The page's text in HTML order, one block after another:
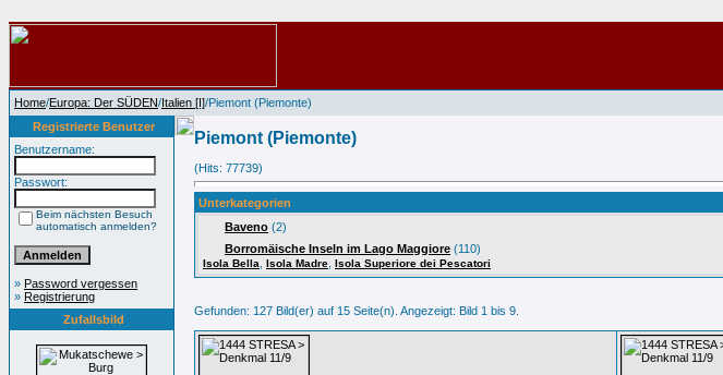
Home/Europa: Der SÜDEN/Italien [I]/Piemont (Piemonte)
Registrierte Benutzer
Benutzername:
Passwort:
Beim nächsten Besuch
automatisch anmelden?
» Password vergessen
» Registrierung
Zufallsbild
Piemont (Piemonte)
(Hits: 77739)
Unterkategorien
Baveno (2)
Borromäische Inseln im Lago Maggiore (110)
Isola Bella Isola Madre Isola Superiore dei Pescatori
Gefunden: 127 Bild(er) auf 15 Seite(n). Angezeigt: Bild 1 bis 9.